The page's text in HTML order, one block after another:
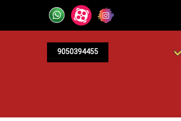
9050394455